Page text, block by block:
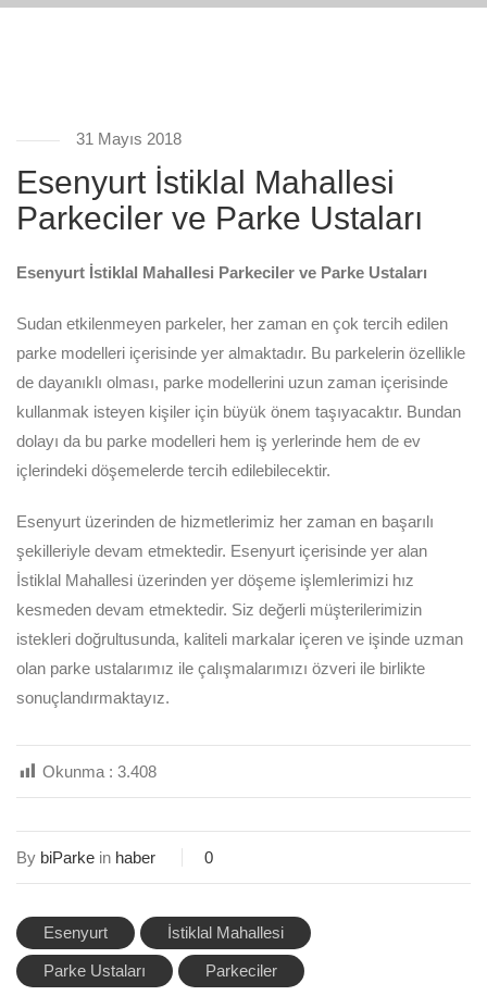
31 Mayıs 2018
Esenyurt İstiklal Mahallesi
Parkeciler ve Parke Ustaları
Esenyurt İstiklal Mahallesi Parkeciler ve Parke Ustaları
Sudan etkilenmeyen parkeler, her zaman en çok tercih edilen
parke modelleri içerisinde yer almaktadır. Bu parkelerin özellikle
de dayanıklı olması, parke modellerini uzun zaman içerisinde
kullanmak isteyen kişiler için büyük önem taşıyacaktır. Bundan
dolayı da bu parke modelleri hem iş yerlerinde hem de ev
içlerindeki döşemelerde tercih edilebilecektir.
Esenyurt üzerinden de hizmetlerimiz her zaman en başarılı
şekilleriyle devam etmektedir. Esenyurt içerisinde yer alan
İstiklal Mahallesi üzerinden yer döşeme işlemlerimizi hız
kesmeden devam etmektedir. Siz değerli müşterilerimizin
istekleri doğrultusunda, kaliteli markalar içeren ve işinde uzman
olan parke ustalarımız ile çalışmalarımızı özveri ile birlikte
sonuçlandırmaktayız.
Okunma : 3.408
By biParke in haber 0
Esenyurt İstiklal Mahallesi
Parke Ustaları Parkeciler